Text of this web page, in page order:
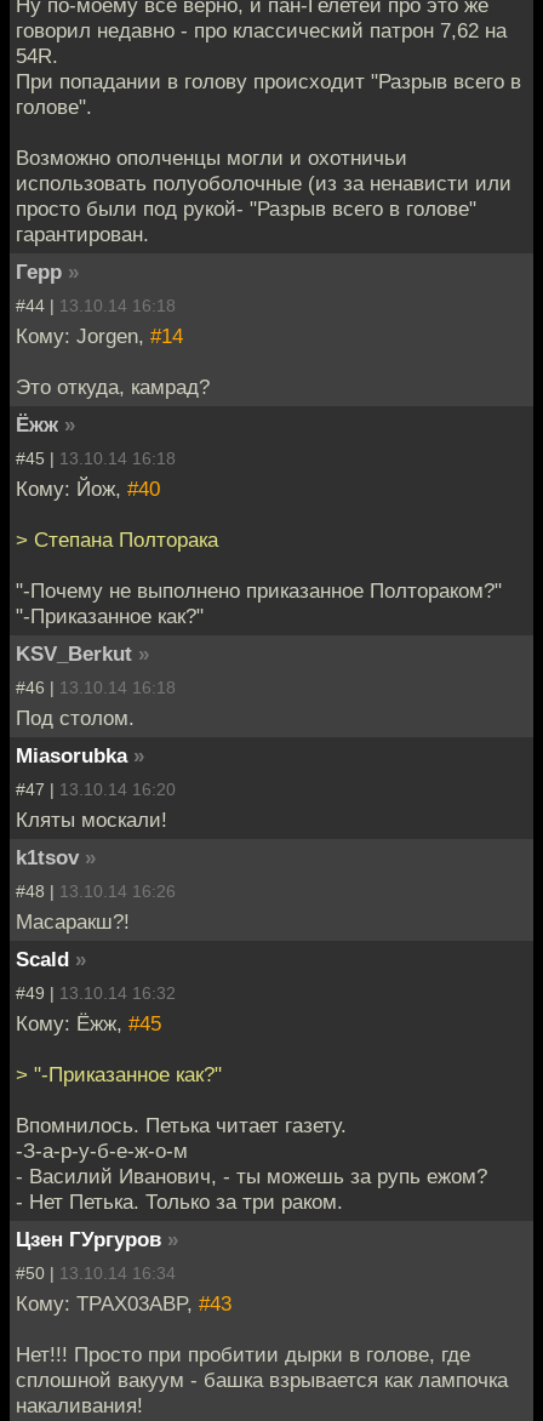
говорил недавно - про классический патрон 7,62 на
54R.
При попадании в голову происходит "Разрыв всего в
голове".
Возможно ополченцы могли и охотничьи
использовать полуоболочные (из за ненависти или
просто были под рукой- "Разрыв всего в голове"
гарантирован.
Герр »
#44 | 13.10.14 16:18
Кому: Jorgen, #14
Это откуда, камрад?
Ёжж »
#45 | 13.10.14 16:18
Кому: Йож, #40
> Степана Полторака
"-Почему не выполнено приказанное Полтораком?"
"-Приказанное как?"
KSV_Berkut »
#46 | 13.10.14 16:18
Под столом.
Miasorubka »
#47 | 13.10.14 16:20
Кляты москали!
k1tsov »
#48 | 13.10.14 16:26
Масаракш?!
Scald »
#49 | 13.10.14 16:32
Кому: Ёжж, #45
> "-Приказанное как?"
Впомнилось. Петька читает газету.
-З-а-р-у-б-е-ж-о-м
- Василий Иванович, - ты можешь за рупь ежом?
- Нет Петька. Только за три раком.
Цзен ГУргуров »
#50 | 13.10.14 16:34
Кому: TPAX03ABP, #43
Нет!!! Просто при пробитии дырки в голове, где
сплошной вакуум - башка взрывается как лампочка
накаливания!